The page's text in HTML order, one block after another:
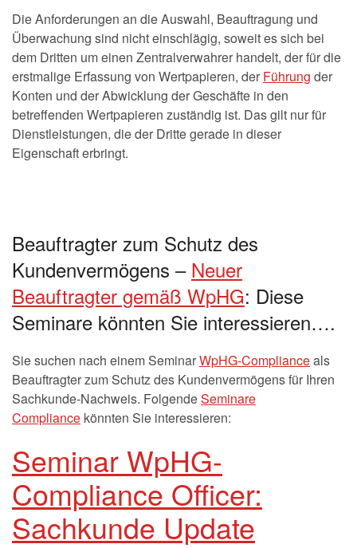
Die Anforderungen an die Auswahl, Beauftragung und
Überwachung sind nicht einschlägig, soweit es sich bei
dem Dritten um einen Zentralverwahrer handelt, der für die
erstmalige Erfassung von Wertpapieren, der Führung der
Konten und der Abwicklung der Geschäfte in den
betreffenden Wertpapieren zuständig ist. Das gilt nur für
Dienstleistungen, die der Dritte gerade in dieser
Eigenschaft erbringt.
Beauftragter zum Schutz des
Kundenvermögens – Neuer
Beauftragter gemäß WpHG: Diese
Seminare könnten Sie interessieren….
Sie suchen nach einem SeminarWpHG-Complianceals
Beauftragter zum Schutz des Kundenvermögens für Ihren
Sachkunde-Nachweis. FolgendeSeminare
Compliance könnten Sie interessieren:
Seminar WpHG-
Compliance Officer:
Sachkunde Update